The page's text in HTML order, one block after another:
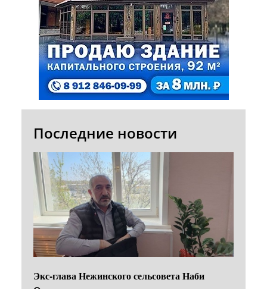
Последние новости
Экс-глава Нежинского сельсовета Наби